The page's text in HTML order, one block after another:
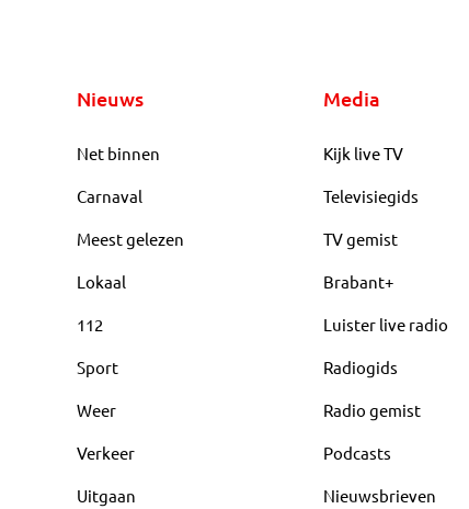
Nieuws
Net binnen
Carnaval
Meest gelezen
Lokaal
112
Sport
Weer
Verkeer
Uitgaan
Media
Kijk live TV
Televisiegids
TV gemist
Brabant+
Luister live radio
Radiogids
Radio gemist
Podcasts
Nieuwsbrieven